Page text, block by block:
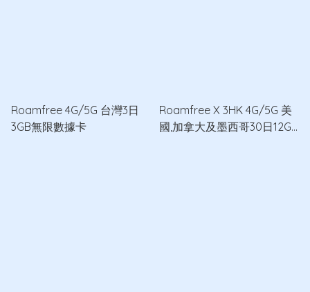
Roamfree 4G/5G 台灣3日
3GB無限數據卡
Roamfree X 3HK 4G/5G 美
國,加拿大及墨西哥30日12GB